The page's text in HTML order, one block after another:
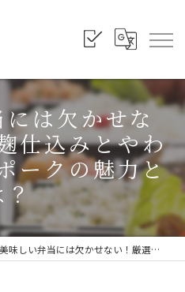
は欠かせな
仕込みとやわ
ークの魅力と
？
美味しい弁当には欠かせない！厳選牛塩麹仕込みとやわらかローストポークの魅力とは？